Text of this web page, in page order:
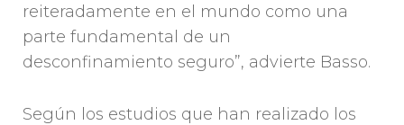
reiteradamente en el mundo como una
parte fundamental de un
desconfinamiento seguro”, advierte Basso.
Según los estudios que han realizado los